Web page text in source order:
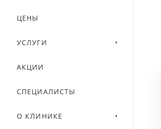
ЦЕНЫ
УСЛУГИ
АКЦИИ
СПЕЦИАЛИСТЫ
О КЛИНИКЕ